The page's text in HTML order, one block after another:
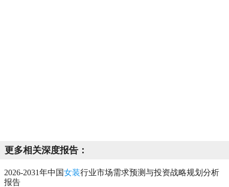
更多相关深度报告：
2026-2031年中国女装行业市场需求预测与投资战略规划分析
报告